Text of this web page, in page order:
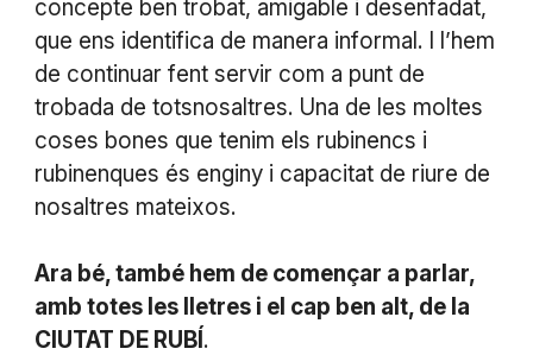
concepte ben trobat, amigable i desenfadat,
que ens identifica de manera informal. I l’hem
de continuar fent servir com a punt de
trobada de totsnosaltres. Una de les moltes
coses bones que tenim els rubinencs i
rubinenques és enginy i capacitat de riure de
nosaltres mateixos.
Ara bé, també hem de començar a parlar,
amb totes les lletres i el cap ben alt, de la
CIUTAT DE RUBÍ .